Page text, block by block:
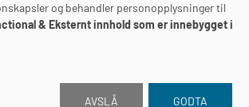
og behandler personopplysninger til
& Eksternt innhold som er innebygget i
AVSLÅ GODTA